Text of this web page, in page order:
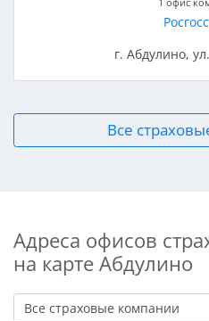
г. Абдулино,
Все
Адреса офисов
на карте Абдулино